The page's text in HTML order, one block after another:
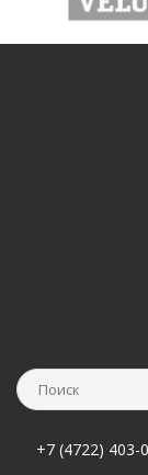
+7 (4722) 403-